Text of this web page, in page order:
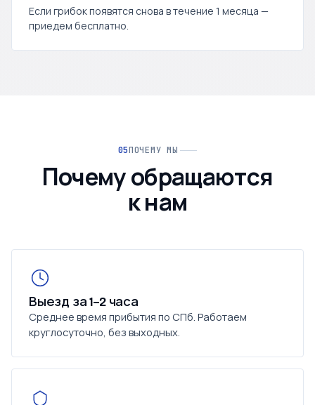
Если грибок появятся снова в течение 1 месяца —
приедем бесплатно.
ПОЧЕМУ МЫ
Почему обращаются
к нам
Выезд за 1–2 часа
Среднее время прибытия по СПб. Работаем
круглосуточно, без выходных.